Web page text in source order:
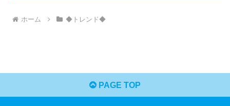
ホーム ◆トレンド◆
PAGE TOP